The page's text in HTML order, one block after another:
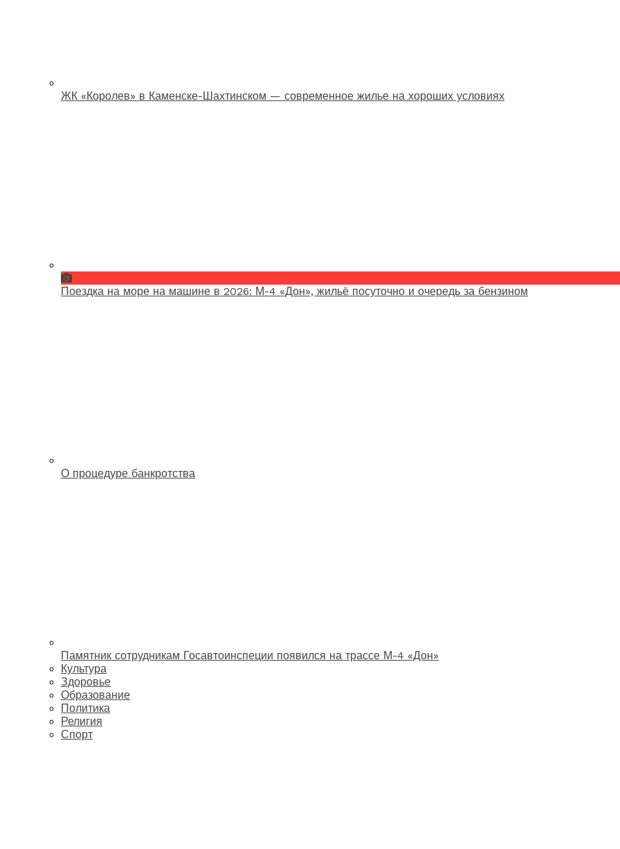
ЖК «Королев» в Каменске-Шахтинском — современное жилье на хороших условиях
Поездка на море на машине в 2026: М-4 «Дон», жильё посуточно и очередь за бензином
О процедуре банкротства
Памятник сотрудникам Госавтоинспеции появился на трассе М-4 «Дон»
Культура
Здоровье
Образование
Политика
Религия
Спорт